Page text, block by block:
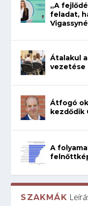
„A
feladat,
Átalakul
vezetése
Átfogó
kezdődik
A
SZAKMÁK